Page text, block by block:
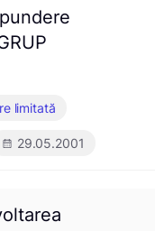
limitată
29.05.2001